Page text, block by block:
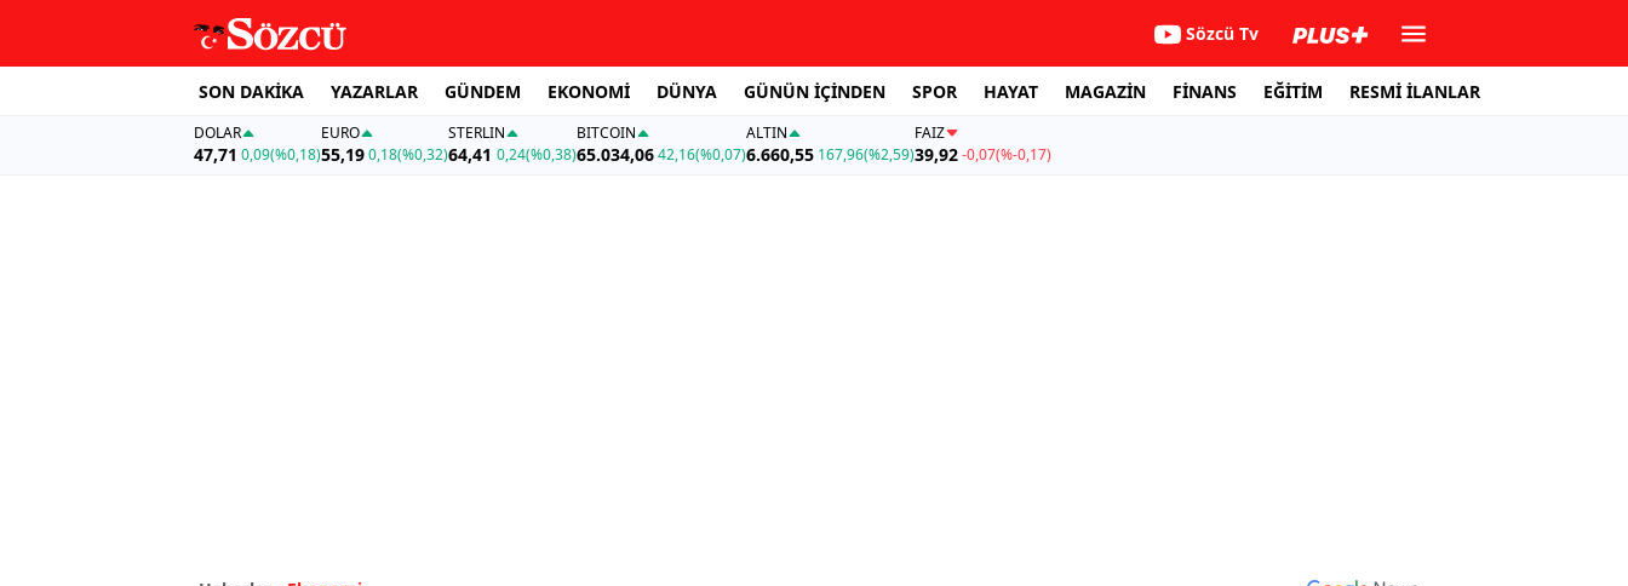
Sözcü Tv
SON DAKİKA YAZARLAR GÜNDEM EKONOMİ DÜNYA GÜNÜN İÇİNDEN SPOR HAYAT MAGAZİN FİNANS EĞİTİM RESMİ İLANLAR
DOLAR
47,71 0,09(%0,18)
EURO
55,19 0,18(%0,32)
STERLIN
64,41 0,24(%0,38)
BITCOIN
65.034,0642,16(%0,07)
ALTIN
6.660,55 167,96(%2,59)
FAİZ
39,92-0,07(%-0,17)